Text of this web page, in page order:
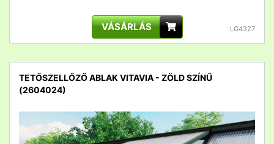
VÁSÁRLÁS LG4327
TETŐSZELLŐZŐ ABLAK VITAVIA - ZÖLD SZÍNŰ
(2604024)